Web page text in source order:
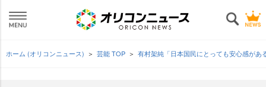
ホーム (オリコンニュース) 芸能 TOP 有村架純「日本国民にとっても安心感が